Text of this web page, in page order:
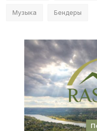
Музыка Бендеры